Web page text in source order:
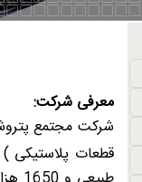
معرفی شرکت:
شرکت مجتمع
قطعات پلاستیکی